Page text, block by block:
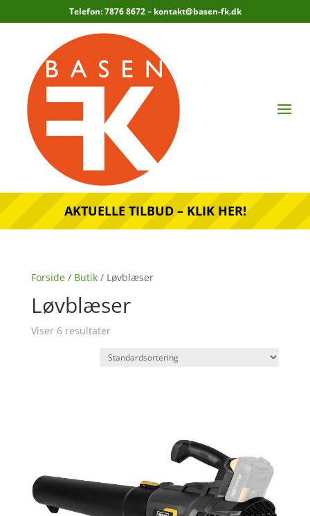
Telefon: 7876 8672 – kontakt@basen-fk.dk
AKTUELLE TILBUD – KLIK HER!
Forside/ Butik/ Løvblæser
Løvblæser
Viser 6 resultater